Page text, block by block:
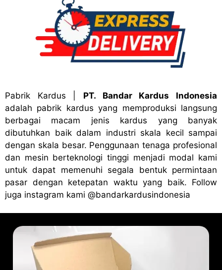
Pabrik Kardus
PT. Bandar Kardus Indonesia
adalah pabrik kardus yang memproduksi langsung
berbagai macam jenis kardus yang banyak
dibutuhkan baik dalam industri skala kecil sampai
dengan skala besar. Penggunaan tenaga profesional
dan mesin berteknologi tinggi menjadi modal kami
untuk dapat memenuhi segala bentuk permintaan
pasar dengan ketepatan waktu yang baik. Follow
juga instagram kami @bandarkardusindonesia